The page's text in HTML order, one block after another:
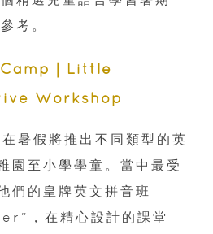
考。
｜Little
Workshop
假將推出不同類型的英
園至小學學童。當中最受
們的皇牌英文拼音班
，在精心設計的課堂